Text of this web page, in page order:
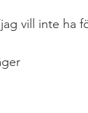
vill inte ha